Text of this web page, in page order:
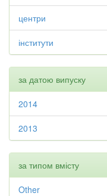
центри
інститути
за датою випуску
2014
2013
за типом вмісту
Other